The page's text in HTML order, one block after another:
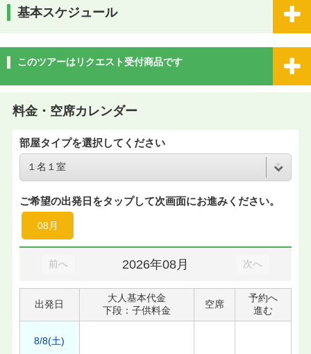
基本スケジュール
このツアーはリクエスト受付商品です
料金・空席カレンダー
部屋タイプを選択してください
ご希望の出発日をタップして次画面にお進みください。
08月
前へ 2026年08月 次へ
出発日
大人基本代金
下段：子供料金
空席
予約へ
進む
8/8(土)